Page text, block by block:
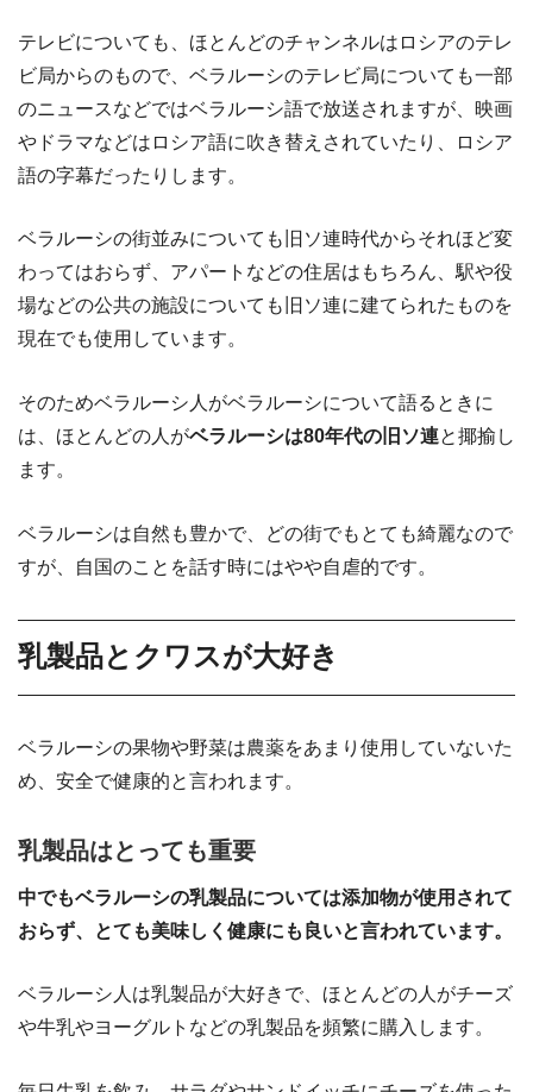
テレビについても、ほとんどのチャンネルはロシアのテレ
ビ局からのもので、ベラルーシのテレビ局についても一部
のニュースなどではベラルーシ語で放送されますが、映画
やドラマなどはロシア語に吹き替えされていたり、ロシア
語の字幕だったりします。
ベラルーシの街並みについても旧ソ連時代からそれほど変
わってはおらず、アパートなどの住居はもちろん、駅や役
場などの公共の施設についても旧ソ連に建てられたものを
現在でも使用しています。
そのためベラルーシ人がベラルーシについて語るときに
は、ほとんどの人がベラルーシは80年代の旧ソ連と揶揄し
ます。
ベラルーシは自然も豊かで、どの街でもとても綺麗なので
すが、自国のことを話す時にはやや自虐的です。
乳製品とクワスが大好き
ベラルーシの果物や野菜は農薬をあまり使用していないた
め、安全で健康的と言われます。
乳製品はとっても重要
中でもベラルーシの乳製品については添加物が使用されて
おらず、とても美味しく健康にも良いと言われています。
ベラルーシ人は乳製品が大好きで、ほとんどの人がチーズ
や牛乳やヨーグルトなどの乳製品を頻繁に購入します。